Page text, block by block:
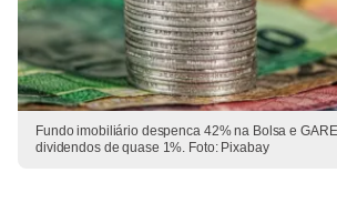
Fundo imobiliário despenca 42% na Bolsa e
dividendos de quase 1%. Foto: Pixabay